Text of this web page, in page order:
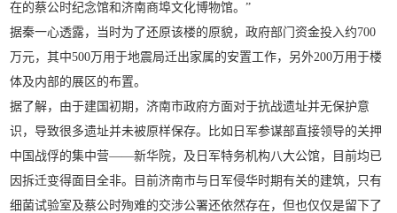
在的蔡公时纪念馆和济南商埠文化博物馆。”
据秦一心透露，当时为了还原该楼的原貌，政府部门资金投入约700
万元，其中500万用于地震局迁出家属的安置工作，另外200万用于楼
体及内部的展区的布置。
据了解，由于建国初期，济南市政府方面对于抗战遗址并无保护意
识，导致很多遗址并未被原样保存。比如日军参谋部直接领导的关押
中国战俘的集中营——新华院，及日军特务机构八大公馆，目前均已
因拆迁变得面目全非。目前济南市与日军侵华时期有关的建筑，只有
细菌试验室及蔡公时殉难的交涉公署还依然存在，但也仅仅是留下了